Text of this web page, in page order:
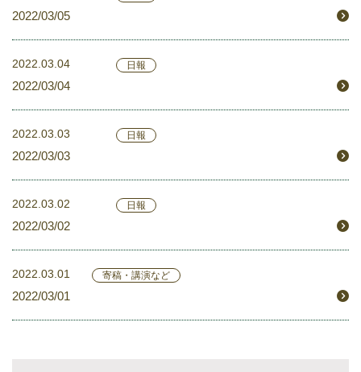
2022/03/05
2022.03.04 日報
2022/03/04
2022.03.03 日報
2022/03/03
2022.03.02 日報
2022/03/02
2022.03.01 寄稿・講演など
2022/03/01